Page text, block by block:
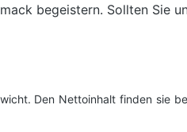
begeistern. Sollten Sie
Den Nettoinhalt finden sie